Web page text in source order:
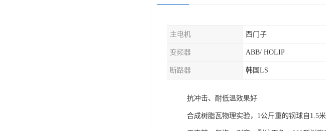
主电机 西门子
变频器 ABB/ HOLIP
断路器 韩国LS
抗冲击、耐低温效果好
合成树脂瓦物理实验，1公斤重的钢球自1.5